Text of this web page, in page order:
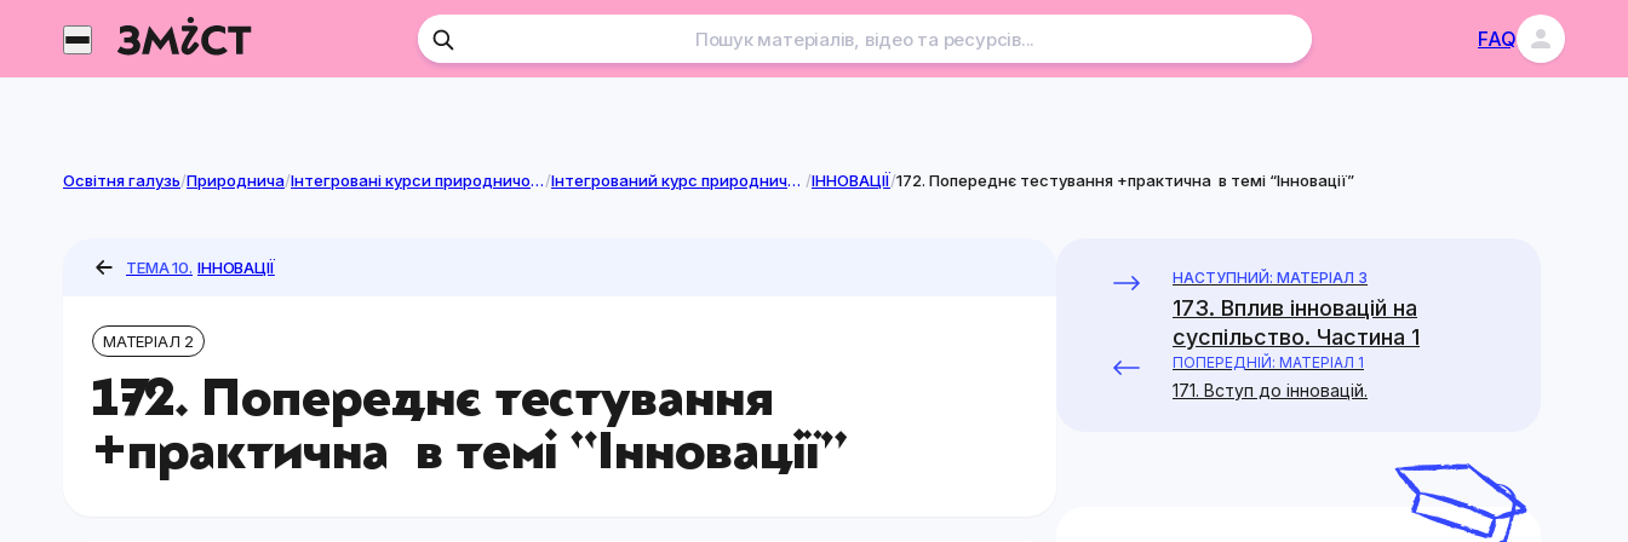
Перейти
FAQ
Освітня галузь/Природнича/ Інтегровані курси природничої галузі/ Інтегрований курс природничої освітньої галузі /ІННОВАЦІЇ/172. Попереднє тестування +практична в темі “Інновації”
ТЕМА 10. ІННОВАЦІЇ
МАТЕРІАЛ 2
172. Попереднє тестування
+практична в темі “Інновації”
НАСТУПНИЙ: МАТЕРІАЛ 3
173. Вплив інновацій на
суспільство. Частина 1
ПОПЕРЕДНІЙ: МАТЕРІАЛ 1
171. Вступ до інновацій.